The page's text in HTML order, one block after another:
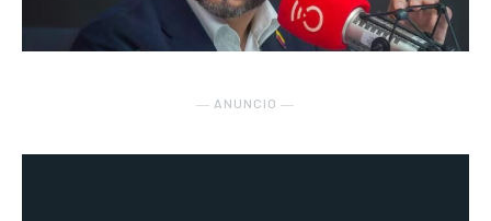
― ANUNCIO ―